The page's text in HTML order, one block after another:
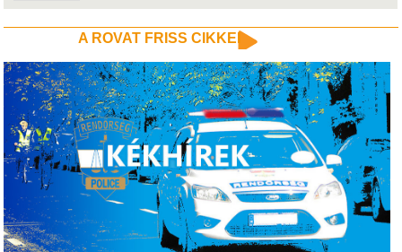
A ROVAT FRISS CIKKEI